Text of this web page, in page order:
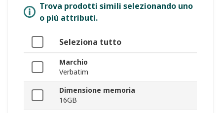
Trova prodotti simili selezionando uno
o più attributi.
Seleziona tutto
Marchio
Verbatim
Dimensione memoria
16GB